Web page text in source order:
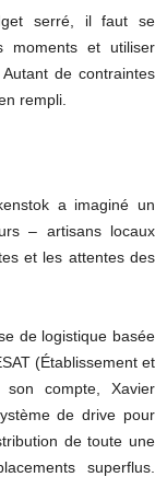
serré, il faut se
moments et utiliser
de contraintes
rempli.
a imaginé un
– artisans locaux
et les attentes des
de logistique basée
(Établissement et
son compte, Xavier
de drive pour
de toute une
superflus.